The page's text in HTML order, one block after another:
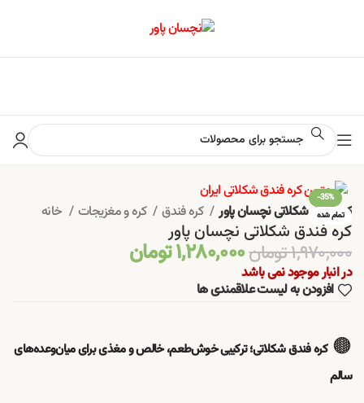
-35%
تمام شده
خانه کره و مغزیجات کره فندق کره فندق شکلاتی نچسان پاور
کره فندق شکلاتی نچسان پاور
۱,۹۷۰,۰۰۰تومان۱,۲۸۰,۰۰۰تومان
در انبار موجود نمی باشد
افزودن به لیست علاقمندی ها
🟤کره فندق شکلاتی؛ ترکیبی خوش‌طعم، خالص و مغذی برای میان‌وعده‌های
سالم